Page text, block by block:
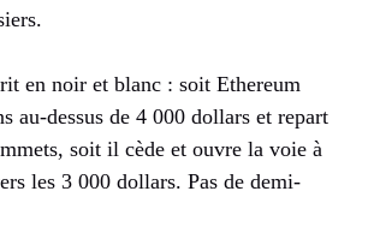
en noir et blanc : soit Ethereum
au-dessus de 4 000 dollars et repart
soit il cède et ouvre la voie à
les 3 000 dollars. Pas de demi-